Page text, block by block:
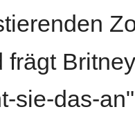
frägt
sie-das-